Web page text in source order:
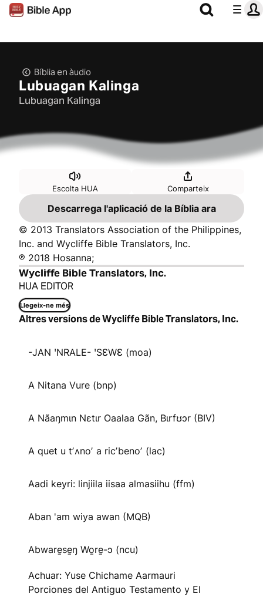
Bíblia en àudio
Lubuagan Kalinga
Lubuagan Kalinga
Escolta HUA Comparteix
Descarrega l'aplicació de la Bíblia ara
© 2013 Translators Association of the Philippines,
Inc. and Wycliffe Bible Translators, Inc.
℗ 2018 Hosanna;
Wycliffe Bible Translators, Inc.
HUA EDITOR
Llegeix-ne més
Altres versions de Wycliffe Bible Translators, Inc.
-JAN ꞌNRALE- ꞌSƐWƐ (moa)
A Nitana Vure (bnp)
A Nãaŋmɩn Nɛtɩr Oaalaa Gãn, Bɩrfʊɔr (BIV)
A quet u tʼʌnoʼ a ricʼbenoʼ (lac)
Aadi keyri: linjiila iisaa almasiihu (ffm)
Aban 'am wiya awan (MQB)
Abware̱se̱ŋ Wo̱re̱-ɔ (ncu)
Achuar: Yuse Chichame Aarmauri
Porciones del Antiguo Testamento y El